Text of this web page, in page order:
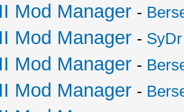
Mod Manager -
Mod Manager - SyDr
Mod Manager -
Mod Manager -